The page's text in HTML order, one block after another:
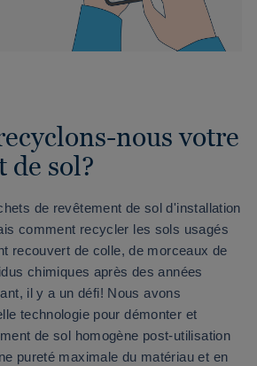
nous votre
de sol?
de revêtement de sol d'installation
comment recycler les sols usagés
recouvert de colle, de morceaux de
chimiques après des années
il y a un défi! Nous avons
technologie pour démonter et
de sol homogène post-utilisation
pureté maximale du matériau et en